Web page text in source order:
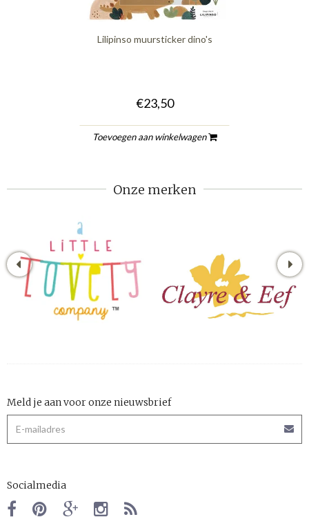
Lilipinso muursticker dino's
€23,50
Toevoegen aan winkelwagen
Onze merken
Meld je aan voor onze nieuwsbrief
Socialmedia